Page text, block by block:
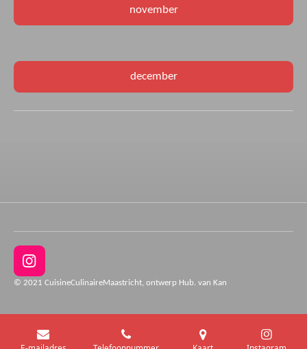
november
december
I
n
© 2021 CuisineCulinaireMaastricht, ontwerp Hub. van Kan